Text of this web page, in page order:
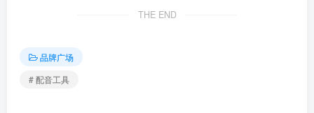
THE END
品牌广场
# 配音工具